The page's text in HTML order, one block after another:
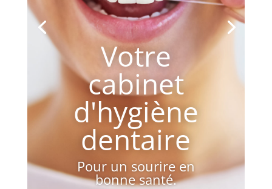
Votre
cabinet
d'hygiène
dentaire
Pour un sourire en
bonne santé.